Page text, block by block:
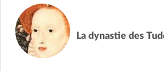
La dynastie des